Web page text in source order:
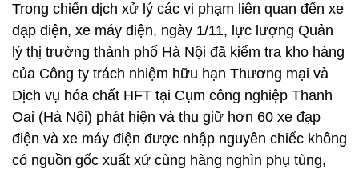
Trong chiến dịch xử lý các vi phạm liên quan đến xe
đạp điện, xe máy điện, ngày 1/11, lực lượng Quản
lý thị trường thành phố Hà Nội đã kiểm tra kho hàng
của Công ty trách nhiệm hữu hạn Thương mại và
Dịch vụ hóa chất HFT tại Cụm công nghiệp Thanh
Oai (Hà Nội) phát hiện và thu giữ hơn 60 xe đạp
điện và xe máy điện được nhập nguyên chiếc không
có nguồn gốc xuất xứ cùng hàng nghìn phụ tùng,